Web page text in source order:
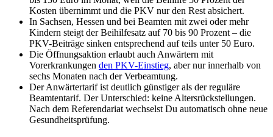
Kosten übernimmt und die PKV nur den Rest absichert.
In Sachsen, Hessen und bei Beamten mit zwei oder mehr
Kindern steigt der Beihilfesatz auf 70 bis 90 Prozent – die
PKV-Beiträge sinken entsprechend auf teils unter 50 Euro.
Die Öffnungsaktion erlaubt auch Anwärtern mit
Vorerkrankungen den PKV-Einstieg, aber nur innerhalb von
sechs Monaten nach der Verbeamtung.
Der Anwärtertarif ist deutlich günstiger als der reguläre
Beamtentarif. Der Unterschied: keine Altersrückstellungen.
Nach dem Referendariat wechselst Du automatisch ohne neue
Gesundheitsprüfung.